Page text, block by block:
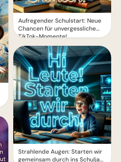
Aufregender Schulstart: Neue
Chancen für unvergessliche
TikTok-Momente!
Strahlende Augen: Starten wir
gemeinsam durch ins Schuljahr